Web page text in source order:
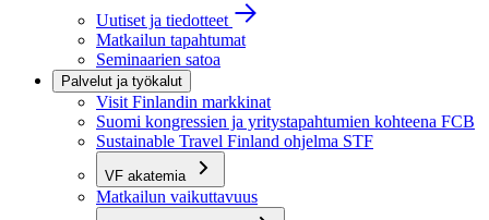
Uutiset ja tiedotteet
Matkailun tapahtumat
Seminaarien satoa
Palvelut ja työkalut
Visit Finlandin markkinat
Suomi kongressien ja yritystapahtumien kohteena FCB
Sustainable Travel Finland ohjelma STF
VF akatemia
Matkailun vaikuttavuus